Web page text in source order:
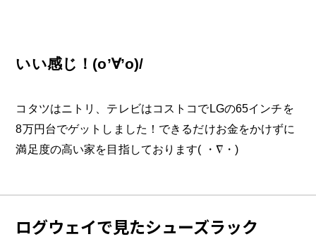
いい感じ！(o’∀’o)/
コタツはニトリ、テレビはコストコでLGの65インチを
8万円台でゲットしました！できるだけお金をかけずに
満足度の高い家を目指しております( ・∇・)
ログウェイで見たシューズラック